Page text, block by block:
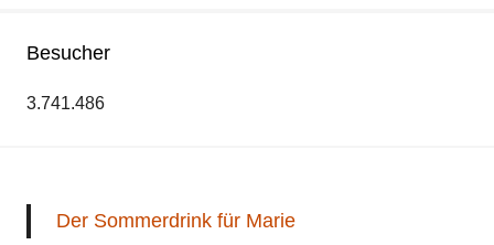
Besucher
3.741.486
Der Sommerdrink für Marie